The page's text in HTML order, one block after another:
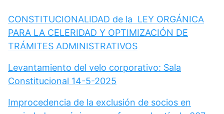
CONSTITUCIONALIDAD de la LEY ORGÁNICA
PARA LA CELERIDAD Y OPTIMIZACIÓN DE
TRÁMITES ADMINISTRATIVOS
Levantamiento del velo corporativo: Sala
Constitucional 14-5-2025
Improcedencia de la exclusión de socios en